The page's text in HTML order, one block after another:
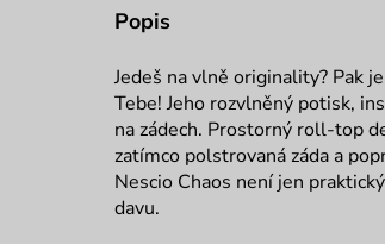
Popis
Jedeš na vlně originality? Pak
Tebe! Jeho rozvlněný potisk,
na zádech. Prostorný roll-top
zatímco polstrovaná záda a
Nescio Chaos není jen
davu.